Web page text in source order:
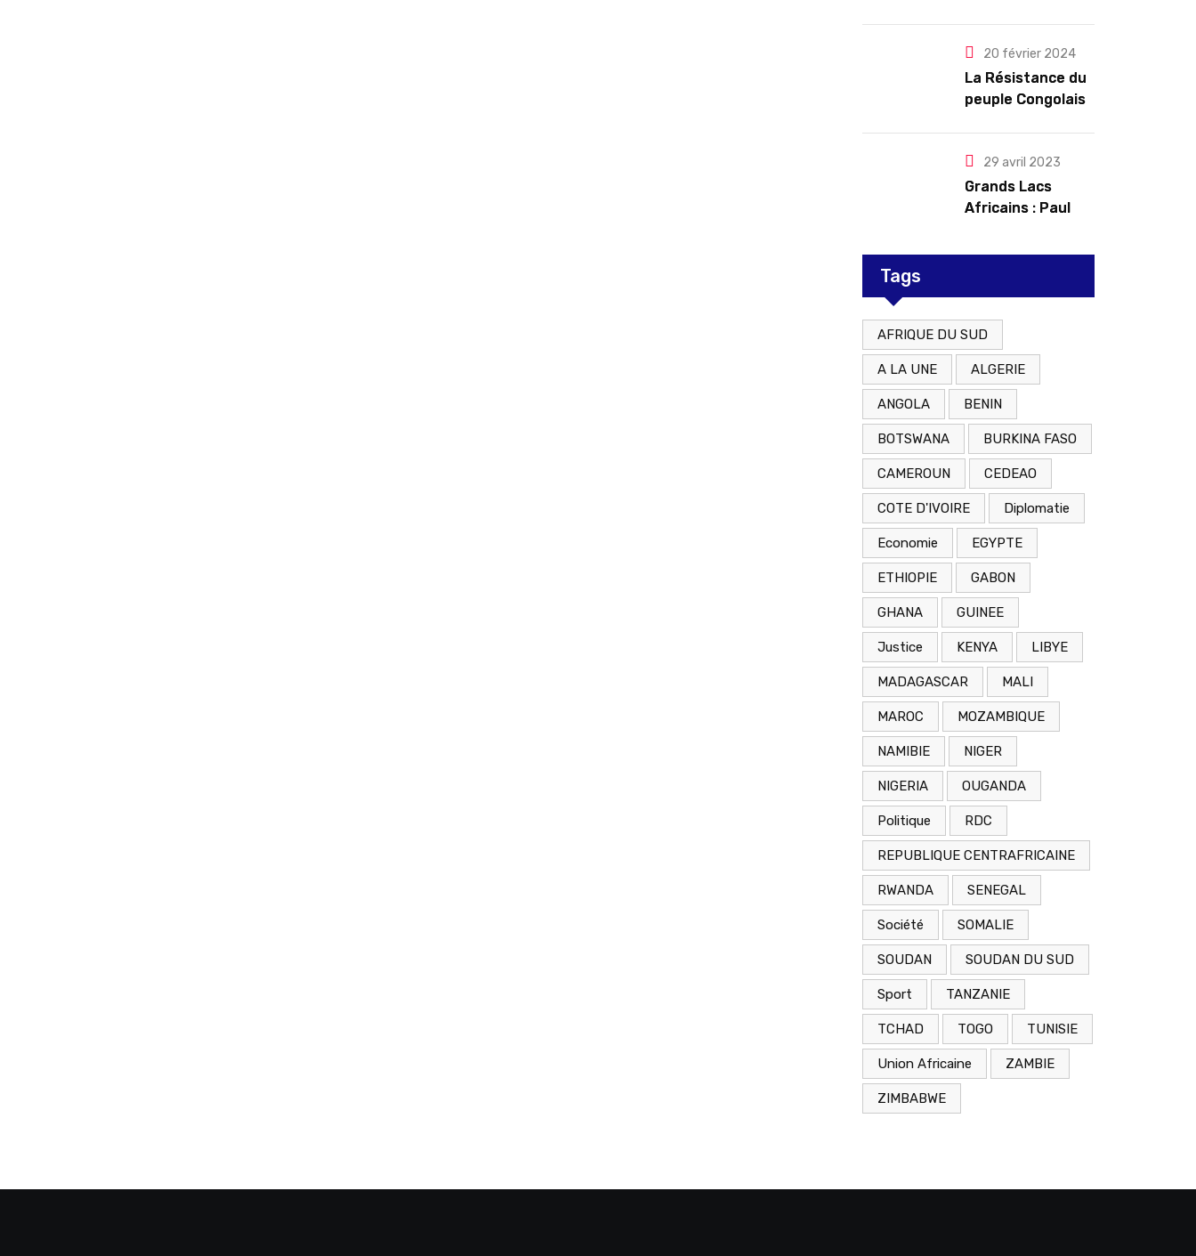
l’arrêt des
troubles
20 février 2024
La Résistance du
peuple Congolais
par le Rwanda
29 avril 2023
Grands Lacs
Africains : Paul
redorer le blason
Tags
AFRIQUE DU SUD
A LA UNE ALGERIE
ANGOLA BENIN
BOTSWANA BURKINA FASO
CAMEROUN CEDEAO
COTE D'IVOIRE Diplomatie
Economie EGYPTE
ETHIOPIE GABON
GHANA GUINEE
Justice KENYA LIBYE
MADAGASCAR MALI
MAROC MOZAMBIQUE
NAMIBIE NIGER
NIGERIA OUGANDA
Politique RDC
REPUBLIQUE CENTRAFRICAINE
RWANDA SENEGAL
Société SOMALIE
SOUDAN SOUDAN DU SUD
Sport TANZANIE
TCHAD TOGO TUNISIE
Union Africaine ZAMBIE
ZIMBABWE